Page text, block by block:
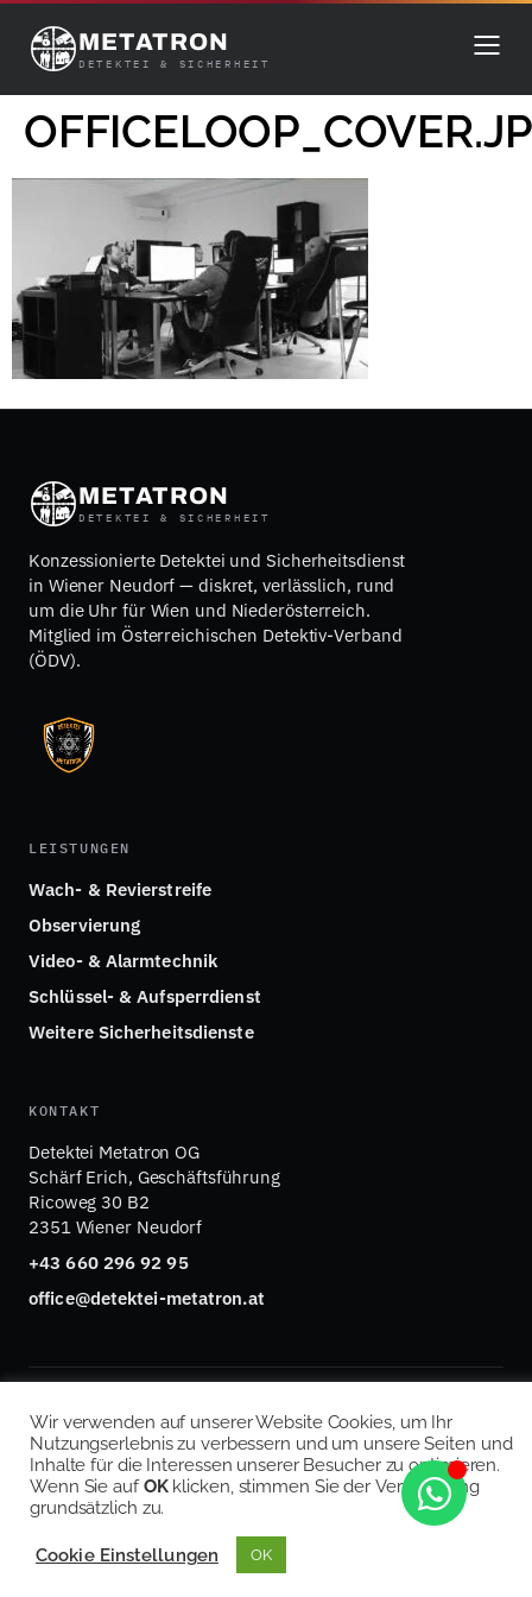
METATRON
DETEKTEI & SICHERHEIT
METATRON
DETEKTEI & SICHERHEIT
Konzessionierte Detektei und Sicherheitsdienst
in Wiener Neudorf — diskret, verlässlich, rund
um die Uhr für Wien und Niederösterreich.
Mitglied im Österreichischen Detektiv-Verband
(ÖDV).
LEISTUNGEN
Wach- & Revierstreife
Observierung
Video- & Alarmtechnik
Schlüssel- & Aufsperrdienst
Weitere Sicherheitsdienste
KONTAKT
Detektei Metatron OG
Schärf Erich, Geschäftsführung
Ricoweg 30 B2
2351 Wiener Neudorf
+43 660 296 92 95
office@detektei-metatron.at
ATU77837334 · Mitglied im ÖDV
Impressum·Datenschutz·Cookie-Richtlinie
Wir verwenden auf unserer Website Cookies, um Ihr
Nutzungserlebnis zu verbessern und um unsere Seiten und
Inhalte für die Interessen unserer Besucher zu optimieren.
Wenn Sie aufOKklicken, stimmen Sie der Verwendung
grundsätzlich zu.
Cookie Einstellungen OK